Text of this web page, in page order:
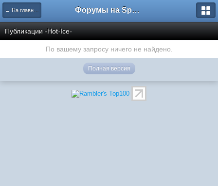
← На главную Форумы на Sportbox.ru
Публикации -Hot-Ice-
По вашему запросу ничего не найдено.
Полная версия